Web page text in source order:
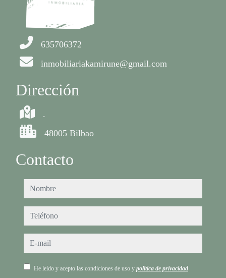
635706372
inmobiliariakamirune@gmail.com
Dirección
.
48005 Bilbao
Contacto
nombre
teléfono
e-mail
He leído y acepto las condiciones de uso y política de privacidad